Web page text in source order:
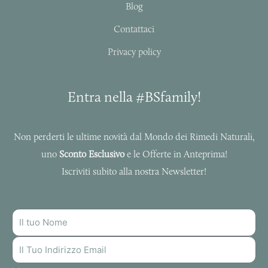
Blog
Contattaci
Privacy policy
Entra nella #BSfamily!
Non perderti le ultime novità dal Mondo dei Rimedi Naturali,
uno Sconto Esclusivoe le Offerte in Anteprima!
Iscriviti subito alla nostra Newsletter!
NOME
INDIRIZZO
MAIL